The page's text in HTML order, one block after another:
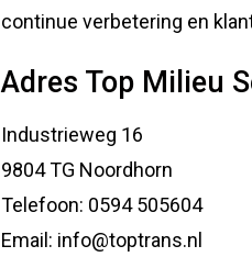
continue verbetering en
Adres Top Milieu
Industrieweg 16
9804 TG Noordhorn
Telefoon: 0594 505604
Email: info@toptrans.nl